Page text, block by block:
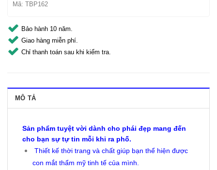
Mã: TBP162
Bảo hành 10 năm.
Giao hàng miễn phí.
Chỉ thanh toán sau khi kiểm tra.
MÔ TẢ
Sản phẩm tuyệt vời dành cho phái đẹp mang đến
cho bạn sự tự tin mỗi khi ra phố.
Thiết kế thời trang và chất giúp bạn thể hiện được
con mắt thẩm mỹ tinh tế của mình.